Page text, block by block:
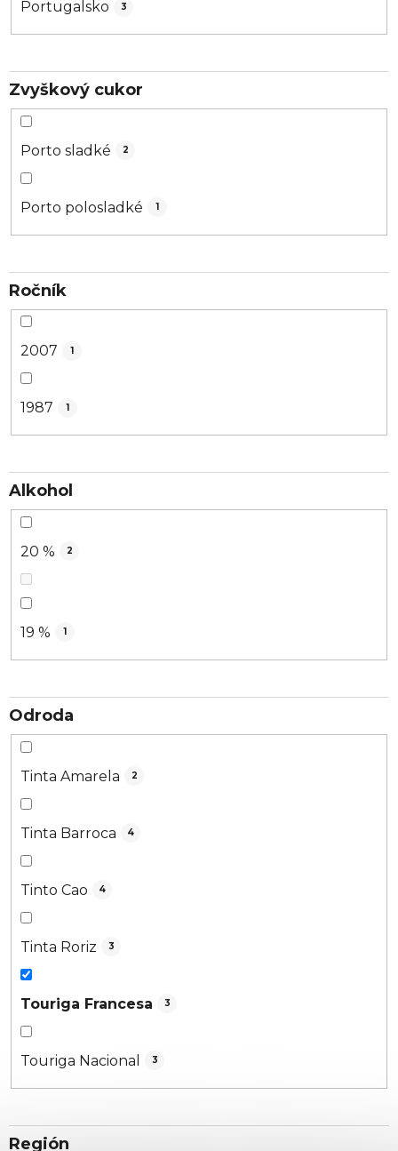
Portugalsko 3
Zvyškový cukor
Porto sladké 2
Porto polosladké 1
Ročník
2007 1
1987 1
Alkohol
20 % 2
19 % 1
Odroda
Tinta Amarela 2
Tinta Barroca 4
Tinto Cao 4
Tinta Roriz 3
Touriga Francesa 3
Touriga Nacional 3
Región